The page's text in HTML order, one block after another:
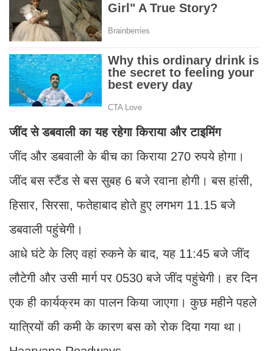
जींद से डबवाली का यह रहेगा किराया और टाइमिंग
जींद और डबवाली के बीच का किराया 270 रुपये होगा।
जींद बस स्टैंड से बस सुबह 6 बजे रवाना होगी। बस हांसी,
हिसार, सिरसा, फतेहाबाद होते हुए लगभग 11.15 बजे
डबवाली पहुंचेगी।
आधे घंटे के लिए वहां रुकने के बाद, यह 11:45 बजे जींद
लौटेगी और उसी मार्ग पर 0530 बजे जींद पहुंचेगी। हर दिन
एक ही कार्यक्रम का पालन किया जाएगा। कुछ महीने पहले
यात्रियों की कमी के कारण बस को रोक दिया गया था।